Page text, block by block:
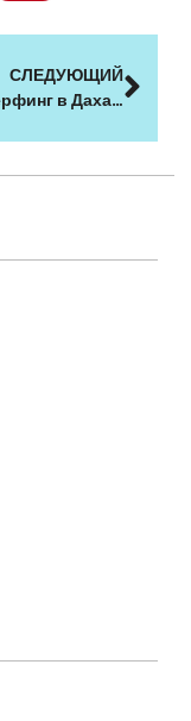
СЛЕДУЮЩИЙ
Кайтсерфинг в Дахабе, Египет: Рай для ветра и волн